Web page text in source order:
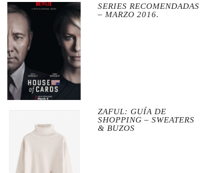
SERIES RECOMENDADAS
– MARZO 2016.
ZAFUL: GUÍA DE
SHOPPING – SWEATERS
& BUZOS